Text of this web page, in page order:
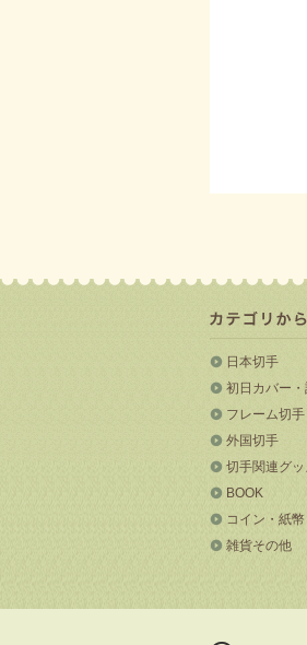
日本切手
初日カバー
フレーム切手
外国切手
切手関連グ
BOOK
コイン・紙
雑貨その他